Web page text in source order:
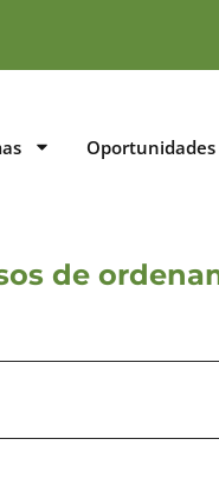
Oportunidades
de